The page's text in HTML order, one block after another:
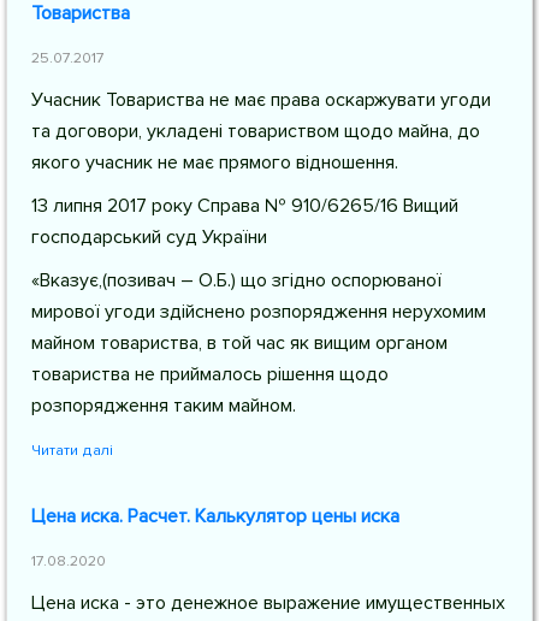
Товариства
25.07.2017
Учасник Товариства не має права оскаржувати угоди
та договори, укладені товариством щодо майна, до
якого учасник не має прямого відношення.
13 липня 2017 року Справа № 910/6265/16 Вищий
господарський суд України
«Вказує,(позивач – О.Б.) що згідно оспорюваної
мирової угоди здійснено розпорядження нерухомим
майном товариства, в той час як вищим органом
товариства не приймалось рішення щодо
розпорядження таким майном.
Читати далі
Цена иска. Расчет. Калькулятор цены иска
17.08.2020
Цена иска - это денежное выражение имущественных